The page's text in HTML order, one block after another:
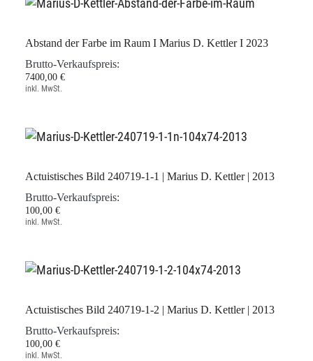
Abstand der Farbe im Raum I Marius D. Kettler I 2023
Brutto-Verkaufspreis:
7400,00 €
inkl. MwSt.
Actuistisches Bild 240719-1-1 | Marius D. Kettler | 2013
Brutto-Verkaufspreis:
100,00 €
inkl. MwSt.
Actuistisches Bild 240719-1-2 | Marius D. Kettler | 2013
Brutto-Verkaufspreis:
100,00 €
inkl. MwSt.